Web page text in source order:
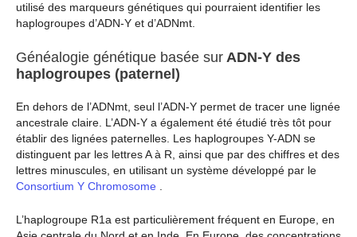
utilisé des marqueurs génétiques qui pourraient identifier les
haplogroupes d’ADN-Y et d’ADNmt.
Généalogie génétique basée sur ADN-Y des
haplogroupes (paternel)
En dehors de l’ADNmt, seul l’ADN-Y permet de tracer une lignée
ancestrale claire. L’ADN-Y a également été étudié très tôt pour
établir des lignées paternelles. Les haplogroupes Y-ADN se
distinguent par les lettres A à R, ainsi que par des chiffres et des
lettres minuscules, en utilisant un système développé par le
Consortium Y Chromosome
L’haplogroupe R1a est particulièrement fréquent en Europe, en